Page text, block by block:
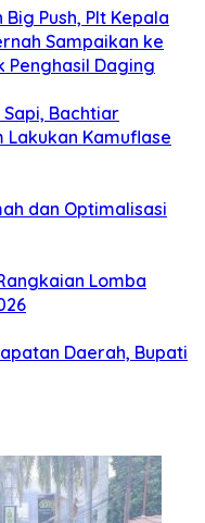
Push, Plt Kepala
Sampaikan ke
Penghasil Daging
Bachtiar
Lakukan Kamuflase
dan Optimalisasi
Lomba
Daerah, Bupati